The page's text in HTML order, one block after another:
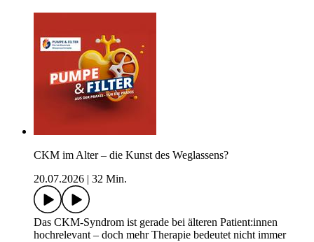
CKM im Alter – die Kunst des Weglassens?
20.07.2026
32 Min.
Das CKM-Syndrom ist gerade bei älteren Patient:innen
hochrelevant – doch mehr Therapie bedeutet nicht immer